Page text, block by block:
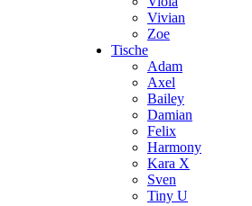
Vivian
Zoe
Tische
Adam
Axel
Bailey
Damian
Felix
Harmony
Kara X
Sven
Tiny U